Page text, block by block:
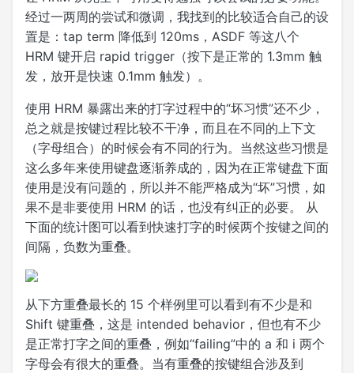
经过一两周的尝试和微调，我找到的比较适合自己的设
置是：tap term 降低到 120ms，ASDF 等这八个
HRM 键开启 rapid trigger（按下是正常的 1.3mm 触
发，放开是快速 0.1mm 触发）。
使用 HRM 暴露出来的打字过程中的“坏习惯”还不少，
总之就是按键过程比较不干净，而且在不同的上下文
（字母组合）的时候会有不同的行为。当然这些习惯是
这么多年来使用键盘逐渐养成的，因为在正常键盘下面
使用是没有问题的，所以并不能严格成为“坏”习惯，如
果不是非要使用 HRM 的话，也没有纠正的必要。 从
下面的统计图可以看到快速打字的时候两个按键之间的
间隔，负数为重叠。
从下方重叠最长的 15 个样例里可以看到有不少是和
Shift 键重叠，这是 intended behavior，但也有不少
是正常打字之间的重叠，例如“failing”中的 a 和 i 两个
字母会有很大的重叠。当有重叠的按键组合涉及到